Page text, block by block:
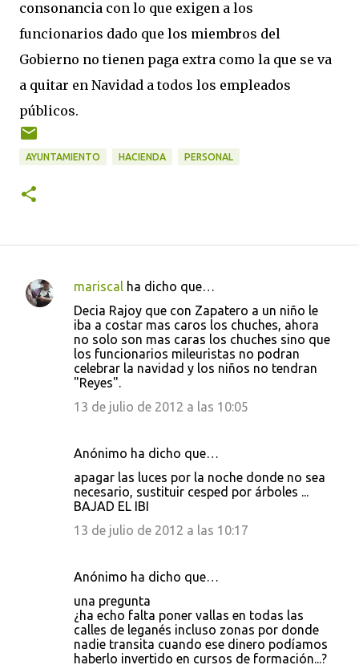
consonancia con lo que exigen a los
funcionarios dado que los miembros del
Gobierno no tienen paga extra como la que se va
a quitar en Navidad a todos los empleados
públicos.
AYUNTAMIENTO HACIENDA PERSONAL
C
mariscal ha dicho que…
Decia Rajoy que con Zapatero a un niño le
iba a costar mas caros los chuches, ahora
no solo son mas caras los chuches sino que
los funcionarios mileuristas no podran
celebrar la navidad y los niños no tendran
"Reyes".
13 de julio de 2012 a las 10:05
Anónimo ha dicho que…
apagar las luces por la noche donde no sea
necesario, sustituir cesped por árboles ...
BAJAD EL IBI
13 de julio de 2012 a las 10:17
Anónimo ha dicho que…
una pregunta
¿ha echo falta poner vallas en todas las
calles de leganés incluso zonas por donde
nadie transita cuando ese dinero podíamos
haberlo invertido en cursos de formación...?